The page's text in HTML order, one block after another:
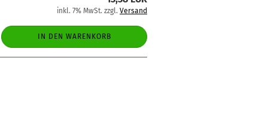
inkl. 7% MwSt. zzgl. Versand
IN DEN WARENKORB